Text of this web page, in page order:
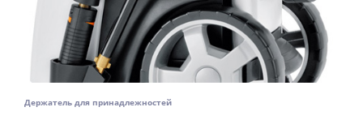
Держатель для принадлежностей